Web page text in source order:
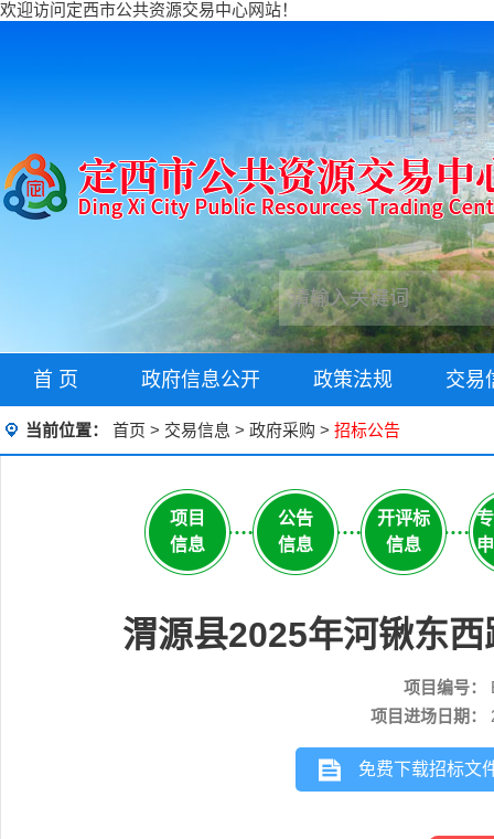
欢迎访问定西市公共资源交易中心网站！
首 页 政府信息公开 政策法规 交易
当前位置： 首页 > 交易信息 > 政府采购 > 招标公告
项目
信息
公告
信息
开评标
信息
渭源县2025年河锹东
项目编号：
项目进场日期：
免费下载招标文